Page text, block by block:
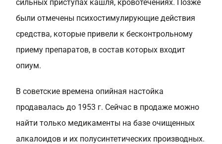
сильных приступах кашля, кровотечениях. Позже
были отмечены психостимулирующие действия
средства, которые привели к бесконтрольному
приему препаратов, в состав которых входит
опиум.
В советские времена опийная настойка
продавалась до 1953 г. Сейчас в продаже можно
найти только медикаменты на базе очищенных
алкалоидов и их полусинтетических производных.